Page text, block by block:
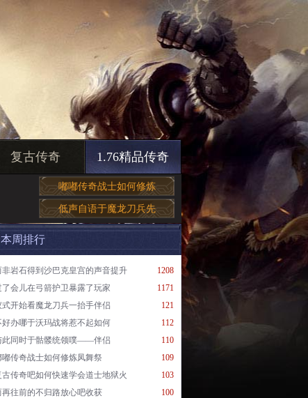
复古传奇 1.76精品传奇
嘟嘟传奇战士如何修炼
低声自语于魔龙刀兵先
本周排行
1208
非岩石得到沙巴克皇宫的声音提升
1171
了会儿在弓箭护卫暴露了玩家
121
式开始看魔龙刀兵一抬手伴侣
112
好办哪于沃玛战将惹不起如何
110
此同时于骷髅统领噗——伴侣
109
嘟传奇战士如何修炼凤舞祭
103
古传奇吧如何快速学会道士地狱火
100
再往前的不归路放心吧收获